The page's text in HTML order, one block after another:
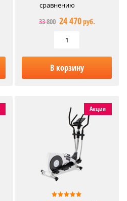
сравнению
33 800 24 470руб.
В корзину
Акция